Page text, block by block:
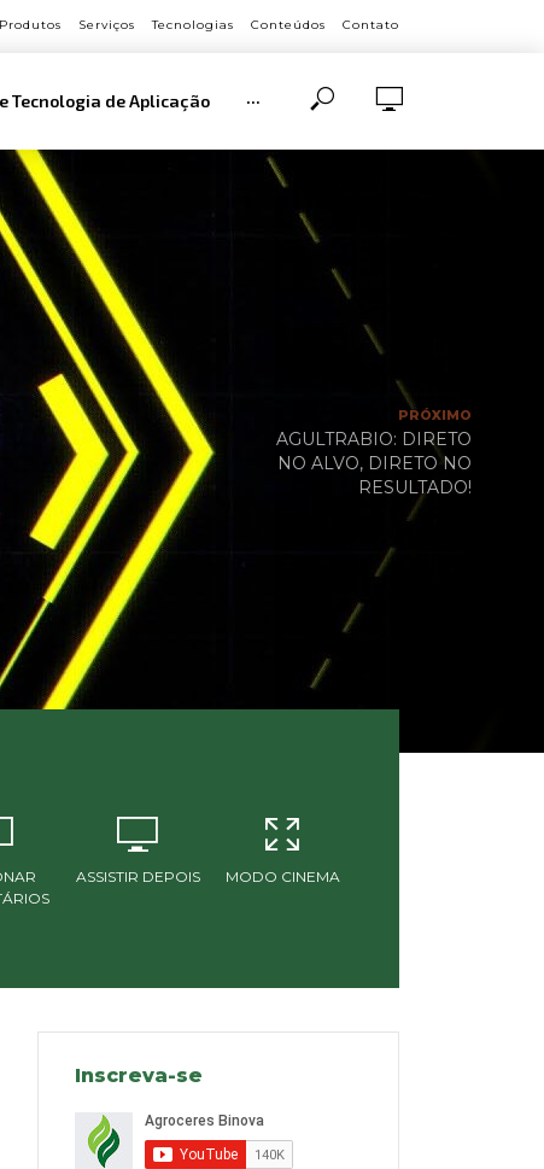
Produtos Serviços Tecnologias Conteúdos Contato
Tecnologia de Aplicação ···
PRÓXIMO
AGULTRABIO: DIRETO
NO ALVO, DIRETO NO
RESULTADO!
ASSISTIR DEPOIS MODO CINEMA
Inscreva-se